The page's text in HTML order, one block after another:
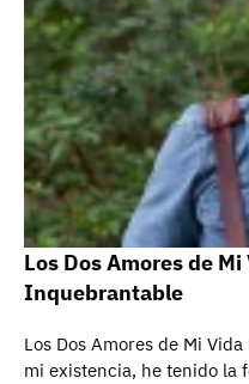
Los Dos Amores de
Inquebrantable
Los Dos Amores de Mi
mi existencia, he tenido la